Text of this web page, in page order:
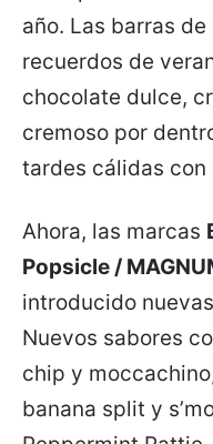
año. Las barras
recuerdos de
chocolate dulce,
cremoso por
tardes cálidas con
Ahora, las marcas
Popsicle /
introducido
Nuevos sabores
chip y
banana split y